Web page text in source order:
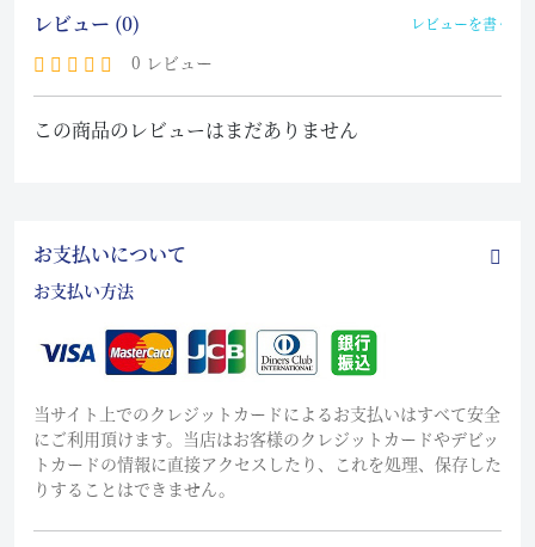
レビュー (0) レビューを書く
0 レビュー
この商品のレビューはまだありません
お支払いについて
お支払い方法
当サイト上でのクレジットカードによるお支払いはすべて安全
にご利用頂けます。当店はお客様のクレジットカードやデビッ
トカードの情報に直接アクセスしたり、これを処理、保存した
りすることはできません。